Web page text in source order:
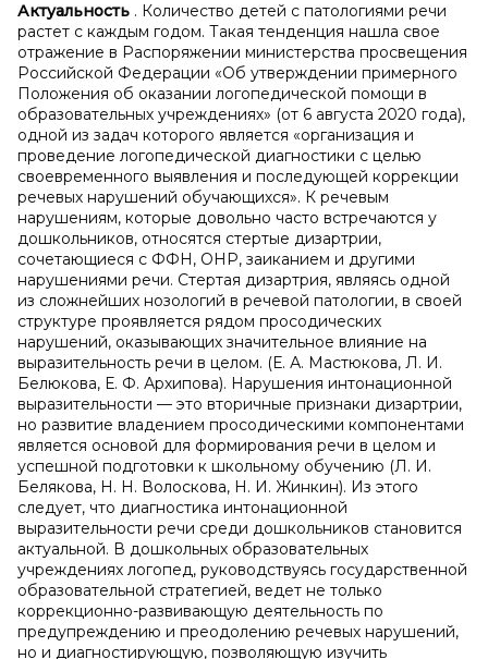
Актуальность . Количество детей с патологиями речи
растет с каждым годом. Такая тенденция нашла свое
отражение в Распоряжении министерства просвещения
Российской Федерации «Об утверждении примерного
Положения об оказании логопедической помощи в
образовательных учреждениях» (от 6 августа 2020 года),
одной из задач которого является «организация и
проведение логопедической диагностики с целью
своевременного выявления и последующей коррекции
речевых нарушений обучающихся». К речевым
нарушениям, которые довольно часто встречаются у
дошкольников, относятся стертые дизартрии,
сочетающиеся с ФФН, ОНР, заиканием и другими
нарушениями речи. Стертая дизартрия, являясь одной
из сложнейших нозологий в речевой патологии, в своей
структуре проявляется рядом просодических
нарушений, оказывающих значительное влияние на
выразительность речи в целом. (Е. А. Мастюкова, Л. И.
Белюкова, Е. Ф. Архипова). Нарушения интонационной
выразительности — это вторичные признаки дизартрии,
но развитие владением просодическими компонентами
является основой для формирования речи в целом и
успешной подготовки к школьному обучению (Л. И.
Белякова, Н. Н. Волоскова, Н. И. Жинкин). Из этого
следует, что диагностика интонационной
выразительности речи среди дошкольников становится
актуальной. В дошкольных образовательных
учреждениях логопед, руководствуясь государственной
образовательной стратегией, ведет не только
коррекционно-развивающую деятельность по
предупреждению и преодолению речевых нарушений,
но и диагностирующую, позволяющую изучить